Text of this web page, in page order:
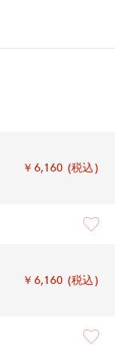
￥6,160 (税込)
￥6,160 (税込)